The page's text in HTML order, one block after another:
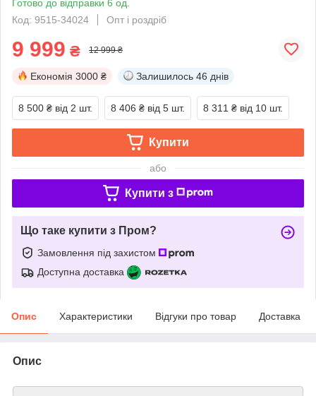
Готово до відправки 6 од.
Код: 9515-34024
Опт і роздріб
9 999 ₴ 12 999 ₴
Економія 3000 ₴ Залишилось 46 днів
8 500 ₴ від 2 шт. 8 406 ₴ від 5 шт. 8 311 ₴ від 10 шт.
Купити
або
Купити з
Що таке купити з Пром?
Замовлення під захистом
Доступна доставка
Опис Характеристики Відгуки про товар Доставка
Опис